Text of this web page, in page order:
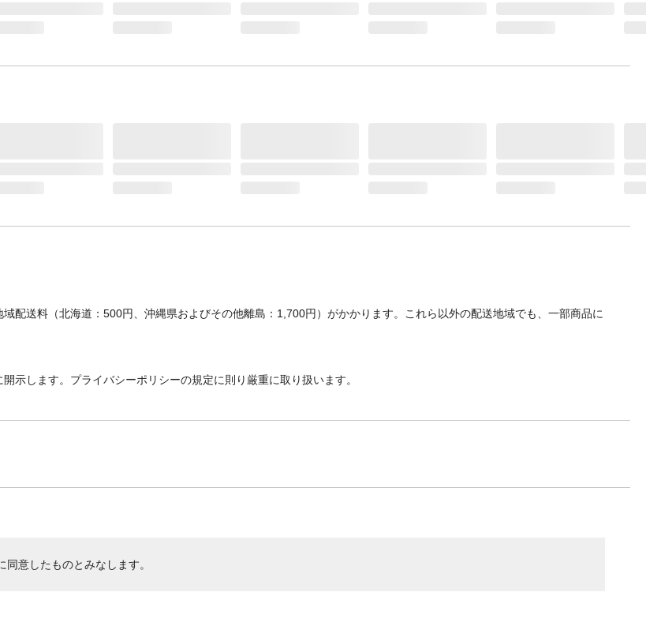
配送料（北海道：500円、沖縄県およびその他離島：1,700円）がかかります。これら以外の配送地域でも、一部商品に
示します。プライバシーポリシーの規定に則り厳重に取り扱います。
意したものとみなします。